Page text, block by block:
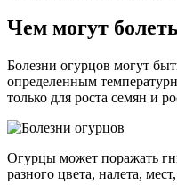
Чем могут
Болезни огурцов могут
определенным
только для роста семян и
Огурцы может поражать
разного цвета, налета,